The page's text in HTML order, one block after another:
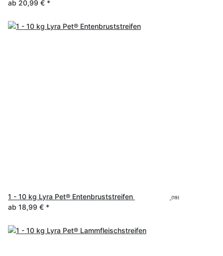
ab 20,99 € *
1 - 10 kg Lyra Pet® Entenbruststreifen (19)
ab 18,99 € *